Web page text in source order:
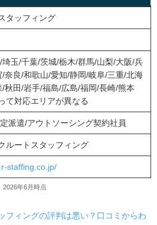
タッフィング
/埼玉/千葉/茨城/栃木/群馬/山梨/大阪/兵
/奈良/和歌山/愛知/静岡/岐阜/三重/北海
秋田/岩手/福島/広島/福岡/長崎/熊本
て対応エリアが異なる
派遣/アウトソーシング契約社員
ルートスタッフィング
staffing.co.jp/
2026年6月時点
フィングの評判は悪い？口コミからわ